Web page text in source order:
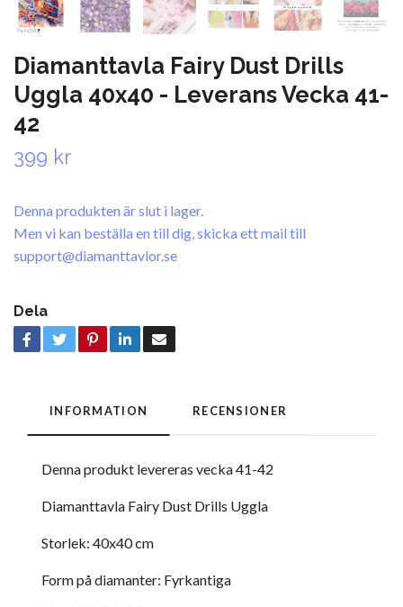
Diamanttavla Fairy Dust Drills
Uggla 40x40 - Leverans Vecka 41-
42
399 kr
Denna produkten är slut i lager.
Men vi kan beställa en till dig, skicka ett mail till
support@diamanttavlor.se
Dela
INFORMATION RECENSIONER
Denna produkt levereras vecka 41-42
Diamanttavla Fairy Dust Drills Uggla
Storlek: 40x40 cm
Form på diamanter: Fyrkantiga